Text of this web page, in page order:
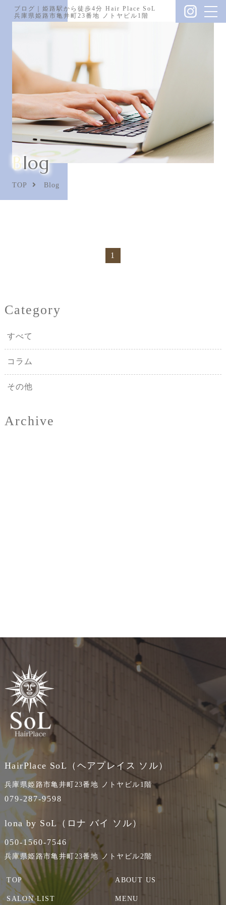
ブログ｜姫路駅から徒歩4分 Hair Place SoL
兵庫県姫路市亀井町23番地 ノトヤビル1階
Blog
TOP Blog
1
Category
すべて
コラム
その他
Archive
HairPlace SoL（ヘアプレイス ソル）
兵庫県姫路市亀井町23番地 ノトヤビル1階
079-287-9598
lona by SoL（ロナ バイ ソル）
050-1560-7546
兵庫県姫路市亀井町23番地 ノトヤビル2階
TOP ABOUT US
SALON LIST MENU